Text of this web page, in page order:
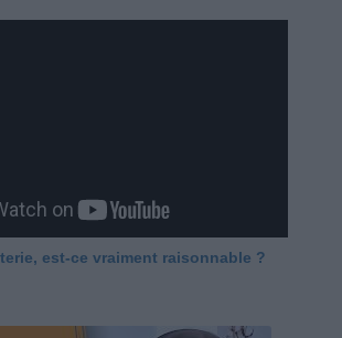
est-ce vraiment raisonnable ?